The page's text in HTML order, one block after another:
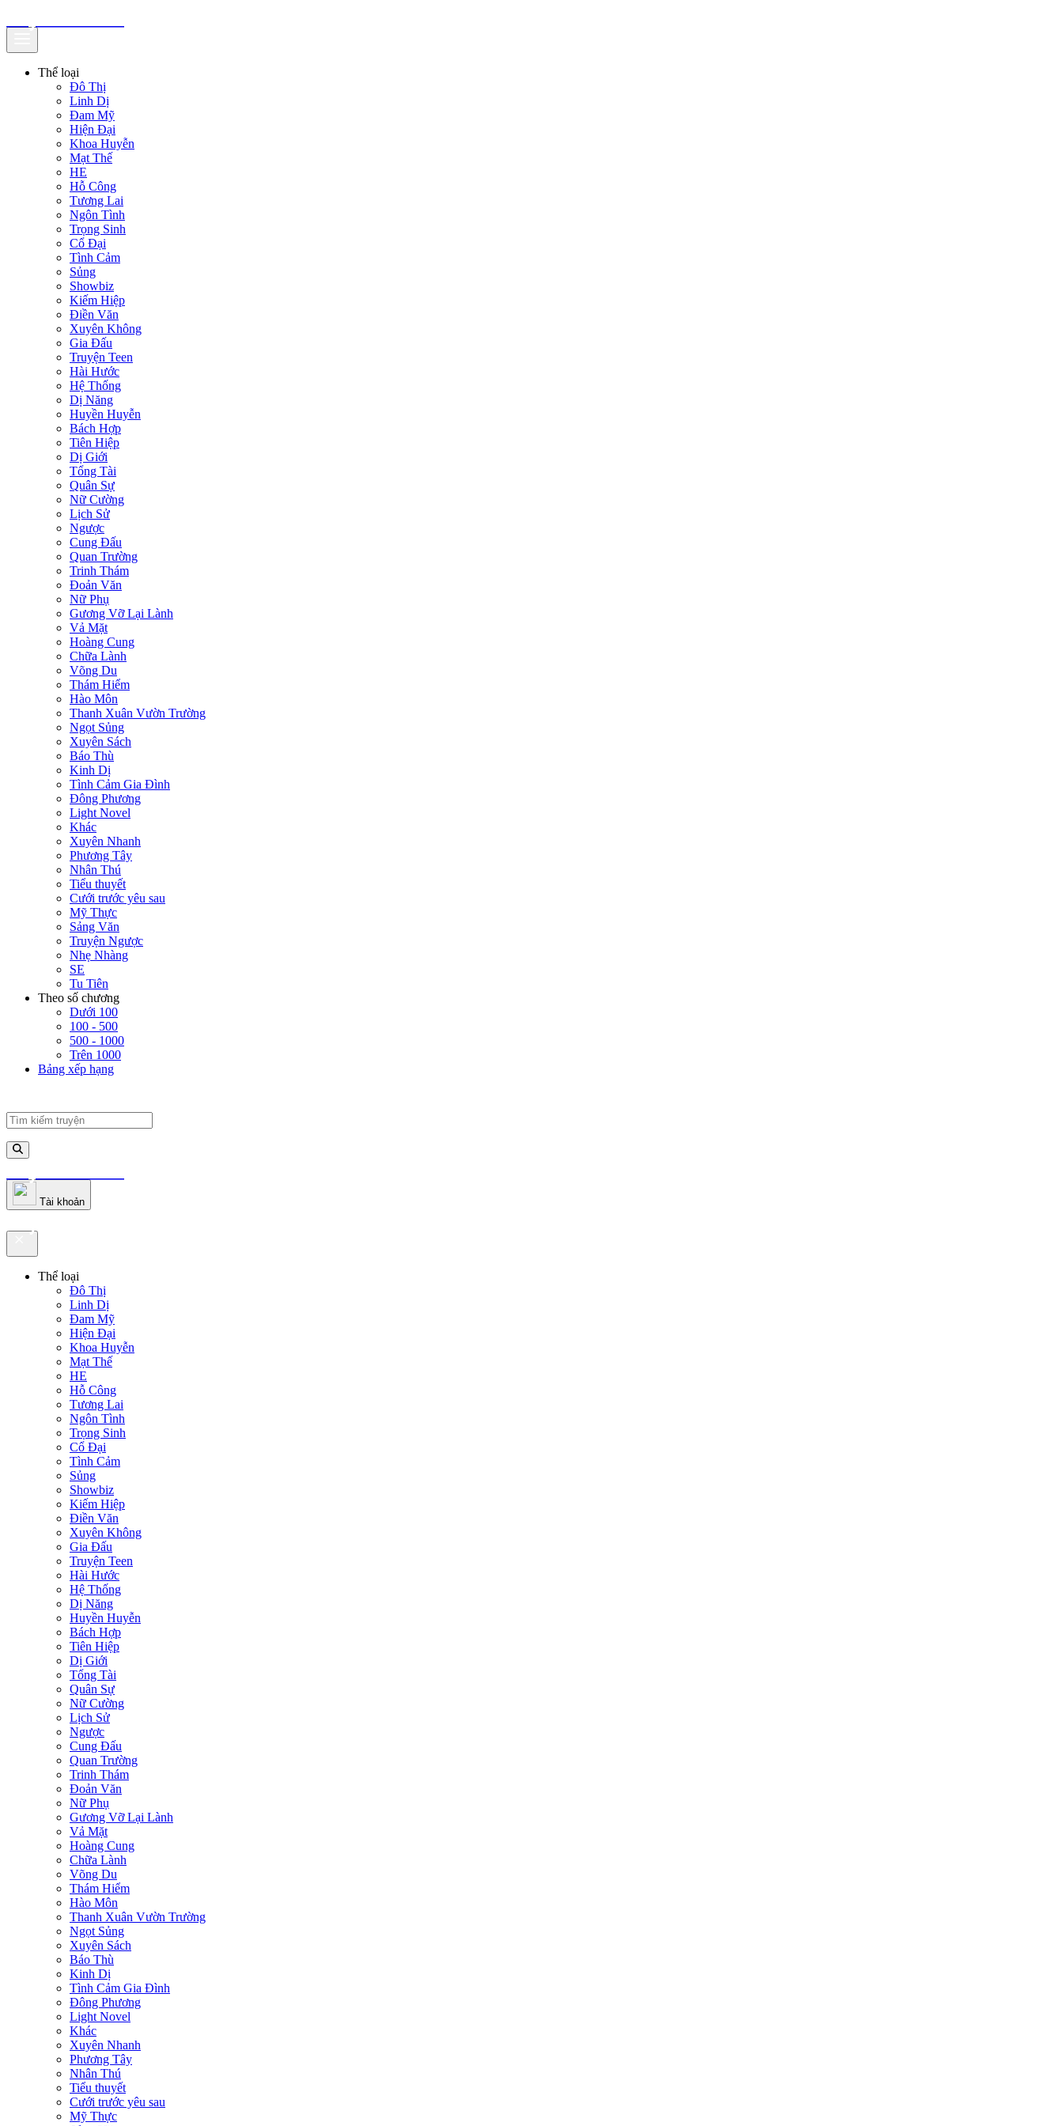
Thể loại
Đô Thị
Linh Dị
Đam Mỹ
Hiện Đại
Khoa Huyễn
Mạt Thế
HE
Hỗ Công
Tương Lai
Ngôn Tình
Trọng Sinh
Cổ Đại
Tình Cảm
Sủng
Showbiz
Kiếm Hiệp
Điền Văn
Xuyên Không
Gia Đấu
Truyện Teen
Hài Hước
Hệ Thống
Dị Năng
Huyền Huyễn
Bách Hợp
Tiên Hiệp
Dị Giới
Tổng Tài
Quân Sự
Nữ Cường
Lịch Sử
Ngược
Cung Đấu
Quan Trường
Trinh Thám
Đoản Văn
Nữ Phụ
Gương Vỡ Lại Lành
Vả Mặt
Hoàng Cung
Chữa Lành
Võng Du
Thám Hiểm
Hào Môn
Thanh Xuân Vườn Trường
Ngọt Sủng
Xuyên Sách
Báo Thù
Kinh Dị
Tình Cảm Gia Đình
Đông Phương
Light Novel
Khác
Xuyên Nhanh
Phương Tây
Nhân Thú
Tiểu thuyết
Cưới trước yêu sau
Mỹ Thực
Sảng Văn
Truyện Ngược
Nhẹ Nhàng
SE
Tu Tiên
Theo số chương
Dưới 100
100 - 500
500 - 1000
Trên 1000
Bảng xếp hạng
truyenfullz.com
Tài khoản
truyenfullz.com
Thể loại
Đô Thị
Linh Dị
Đam Mỹ
Hiện Đại
Khoa Huyễn
Mạt Thế
HE
Hỗ Công
Tương Lai
Ngôn Tình
Trọng Sinh
Cổ Đại
Tình Cảm
Sủng
Showbiz
Kiếm Hiệp
Điền Văn
Xuyên Không
Gia Đấu
Truyện Teen
Hài Hước
Hệ Thống
Dị Năng
Huyền Huyễn
Bách Hợp
Tiên Hiệp
Dị Giới
Tổng Tài
Quân Sự
Nữ Cường
Lịch Sử
Ngược
Cung Đấu
Quan Trường
Trinh Thám
Đoản Văn
Nữ Phụ
Gương Vỡ Lại Lành
Vả Mặt
Hoàng Cung
Chữa Lành
Võng Du
Thám Hiểm
Hào Môn
Thanh Xuân Vườn Trường
Ngọt Sủng
Xuyên Sách
Báo Thù
Kinh Dị
Tình Cảm Gia Đình
Đông Phương
Light Novel
Khác
Xuyên Nhanh
Phương Tây
Nhân Thú
Tiểu thuyết
Cưới trước yêu sau
Mỹ Thực